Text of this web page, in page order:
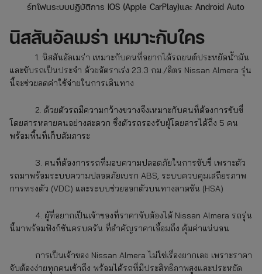
ร์ทโฟนระบบปฏิบัติการ IOS (Apple CarPlay)และ Android Auto
นิสสันอัลเมร่า เหมาะกับใคร
1. นิสสันอัลเมร่า เหมาะกับคนที่อยากได้รถยนต์ประหยัดน้ำมัน
และขับรถเป็นประจำ ด้วยอัตราเร่ง 23.3 กม./ลิตร Nissan Almera รุ่น
นี้จะช่วยลดค่าใช้จ่ายในการเดินทาง
2. ด้วยตัวรถมีความกว้างขวางจึงเหมาะกับคนที่ต้องการขับขี่
โดยสารหลายคนอย่างสะดวก ซึ่งตัวรถรองรับผู้โดยสารได้ถึง 5 คน
พร้อมพื้นที่เก็บสัมภาระ
3. คนที่ต้องการรถที่มอบความปลอดภัยในการขับขี่ เพราะตัว
รถมาพร้อมระบบความปลอดภัยเบรก ABS, ระบบควบคุมเสถียรภาพ
การทรงตัว (VDC) และระบบช่วยออกตัวบนทางลาดชัน (HSA)
4. ผู้ที่อยากเป็นเจ้าของที่ราคาจับต้องได้ Nissan Almera รถรุ่น
นี้มาพร้อมฟังก์ชันครบครัน ที่สำคัญราคาเอื้อมถึง คุ้มค่าแน่นอน
การเป็นเจ้าของ Nissan Almera ไม่ใช่เรื่องยากเลย เพราะราคา
จับต้องง่ายทุกคนเข้าถึง พร้อมได้รถที่มีประสิทธิภาพสูงและประหยัด